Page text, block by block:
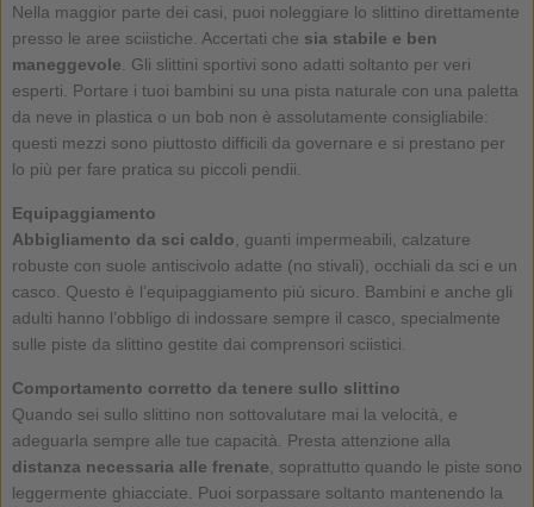
Nella maggior parte dei casi, puoi noleggiare lo slittino direttamente
presso le aree sciistiche. Accertati che sia stabile e ben
maneggevole . Gli slittini sportivi sono adatti soltanto per veri
esperti. Portare i tuoi bambini su una pista naturale con una paletta
da neve in plastica o un bob non è assolutamente consigliabile:
questi mezzi sono piuttosto difficili da governare e si prestano per
lo più per fare pratica su piccoli pendii.
Equipaggiamento
Abbigliamento da sci caldo , guanti impermeabili, calzature
robuste con suole antiscivolo adatte (no stivali), occhiali da sci e un
casco. Questo è l’equipaggiamento più sicuro. Bambini e anche gli
adulti hanno l’obbligo di indossare sempre il casco, specialmente
sulle piste da slittino gestite dai comprensori sciistici.
Comportamento corretto da tenere sullo slittino
Quando sei sullo slittino non sottovalutare mai la velocità, e
adeguarla sempre alle tue capacità. Presta attenzione alla
distanza necessaria alle frenate , soprattutto quando le piste sono
leggermente ghiacciate. Puoi sorpassare soltanto mantenendo la